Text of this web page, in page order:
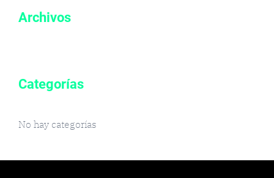
Archivos
Categorías
No hay categorías